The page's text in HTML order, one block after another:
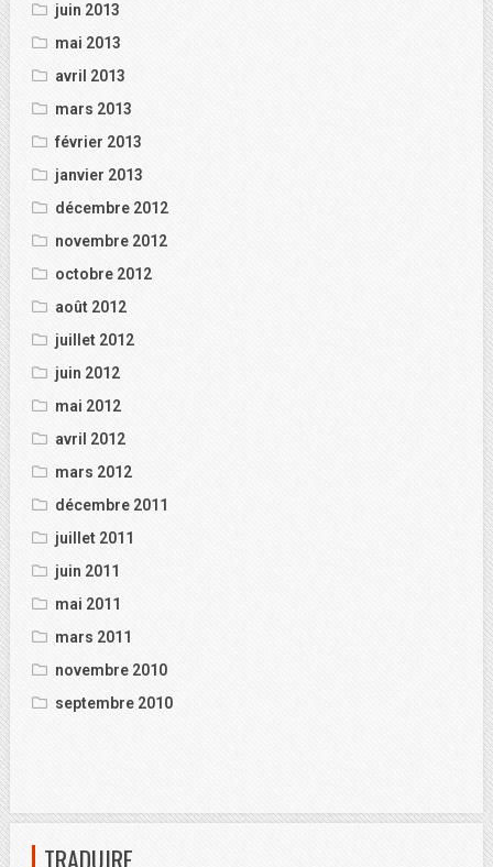
juin 2013
mai 2013
avril 2013
mars 2013
février 2013
janvier 2013
décembre 2012
novembre 2012
octobre 2012
août 2012
juillet 2012
juin 2012
mai 2012
avril 2012
mars 2012
décembre 2011
juillet 2011
juin 2011
mai 2011
mars 2011
novembre 2010
septembre 2010
TRADUIRE